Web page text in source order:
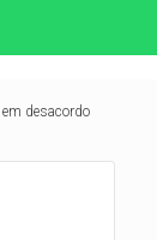
desacordo